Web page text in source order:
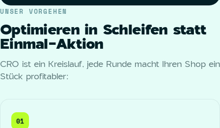
UNSER VORGEHEN
Optimieren in Schleifen statt
Einmal-Aktion
CRO ist ein Kreislauf, jede Runde macht Ihren Shop ein
Stück profitabler:
01